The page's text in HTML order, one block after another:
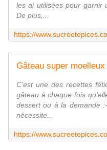
les ai utilisées pour garnir
De plus,...
C'est une des recettes
gâteau à chaque fois
dessert ou à la demande
nécessite...